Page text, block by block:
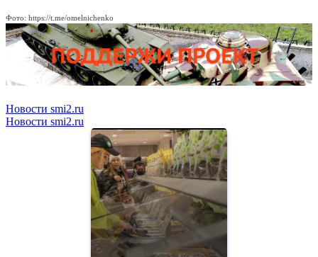
Фото: https://t.me/omelnichenko
Новости smi2.ru
Новости smi2.ru